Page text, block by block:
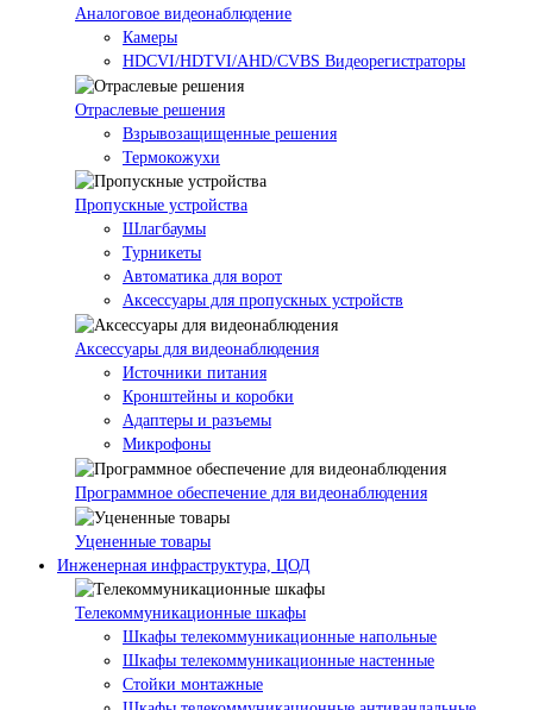
Аналоговое видеонаблюдение
Камеры
HDCVI/HDTVI/AHD/CVBS Видеорегистраторы
Отраслевые решения
Взрывозащищенные решения
Термокожухи
Пропускные устройства
Шлагбаумы
Турникеты
Автоматика для ворот
Аксессуары для пропускных устройств
Аксессуары для видеонаблюдения
Источники питания
Кронштейны и коробки
Адаптеры и разъемы
Микрофоны
Программное обеспечение для видеонаблюдения
Уцененные товары
Инженерная инфраструктура, ЦОД
Телекоммуникационные шкафы
Шкафы телекоммуникационные напольные
Шкафы телекоммуникационные настенные
Стойки монтажные